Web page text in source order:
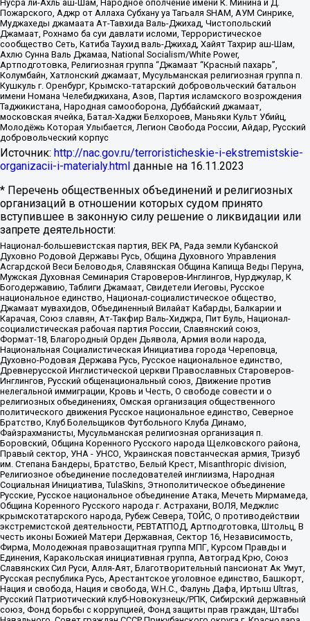
Нусра ли-Ахль аш-Шам, Народное ополчение имени К. Минина и Д.
Пожарского, Аджр от Аллаха Субхану уа Тагьаля SHAM, АУМ Синрике,
Муджахеды джамаата Ат-Тавхида Валь-Джихад, Чистопольский
Джамаат, Рохнамо ба суи давлати исломи, Террористическое
сообщество Сеть, Катиба Таухид валь-Джихад, Хайят Тахрир аш-Шам,
Ахлю Сунна Валь Джамаа, National Socialism/White Power,
Артподготовка, Религиозная группа “Джамаат “Красный пахарь”,
Колумбайн, Хатлонский джамаат, Мусульманская религиозная группа п.
Кушкуль г. Оренбург, Крымско-татарский добровольческий батальон
имени Номана Челебиджихана, Азов, Партия исламского возрождения
Таджикистана, Народная самооборона, Дуббайский джамаат,
московская ячейка, Батал-Хаджи Белхороев, Маньяки Культ Убийц,
Молодёжь Которая Улыбается, Легион Свобода России, Айдар, Русский
добровольческий корпус
Источник: http://nac.gov.ru/terroristicheskie-i-ekstremistskie-
organizacii-i-materialy.html данные на 16.11.2023
* Перечень общественных объединений и религиозных
организаций в отношении которых судом принято
вступившее в законную силу решение о ликвидации или
запрете деятельности:
Национал-большевистская партия, ВЕК РА, Рада земли Кубанской
Духовно Родовой Державы Русь, Община Духовного Управления
Асгардской Веси Беловодья, Славянская Община Капища Веды Перуна,
Мужская Духовная Семинария Староверов-Инглингов, Нурджулар, К
Богодержавию, Таблиги Джамаат, Свидетели Иеговы, Русское
национальное единство, Национал-социалистическое общество,
Джамаат мувахидов, Объединенный Вилайат Кабарды, Балкарии и
Карачая, Союз славян, Ат-Такфир Валь-Хиджра, Пит Буль, Национал-
социалистическая рабочая партия России, Славянский союз,
Формат-18, Благородный Орден Дьявола, Армия воли народа,
Национальная Социалистическая Инициатива города Череповца,
Духовно-Родовая Держава Русь, Русское национальное единство,
Древнерусской Инглистической церкви Православных Староверов-
Инглингов, Русский общенациональный союз, Движение против
нелегальной иммиграции, Кровь и Честь, О свободе совести и о
религиозных объединениях, Омская организация общественного
политического движения Русское национальное единство, Северное
Братство, Клуб Болельщиков Футбольного Клуба Динамо,
Файзрахманисты, Мусульманская религиозная организация п.
Боровский, Община Коренного Русского народа Щелковского района,
Правый сектор, УНА - УНСО, Украинская повстанческая армия, Тризуб
им. Степана Бандеры, Братство, Белый Крест, Misanthropic division,
Религиозное объединение последователей инглиизма, Народная
Социальная Инициатива, TulaSkins, Этнополитическое объединение
Русские, Русское национальное объединение Атака, Мечеть Мирмамеда,
Община Коренного Русского народа г. Астрахани, ВОЛЯ, Меджлис
крымскотатарского народа, Рубеж Севера, ТОЙС, О противодействии
экстремистской деятельности, РЕВТАТПОД, Артподготовка, Штольц, В
честь иконы Божией Матери Державная, Сектор 16, Независимость,
Фирма, Молодежная правозащитная группа МПГ, Курсом Правды и
Единения, Каракольская инициативная группа, Автоград Крю, Союз
Славянских Сил Руси, Алля-Аят, Благотворительный пансионат Ак Умут,
Русская республика Русь, Арестантское уголовное единство, Башкорт,
Нация и свобода, Нация и свобода, W.H.С., Фалунь Дафа, Иртыш Ultras,
Русский Патриотический клуб-Новокузнецк/РПК, Сибирский державный
союз, Фонд борьбы с коррупцией, Фонд защиты прав граждан, Штабы